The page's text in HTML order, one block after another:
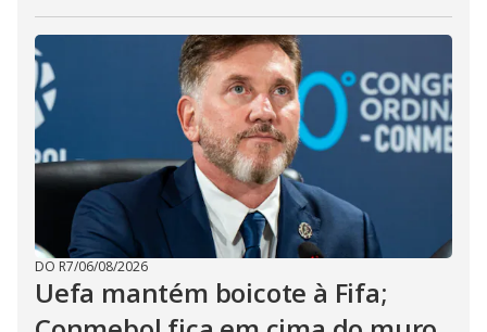
DO R7/06/08/2026
Uefa mantém boicote à Fifa;